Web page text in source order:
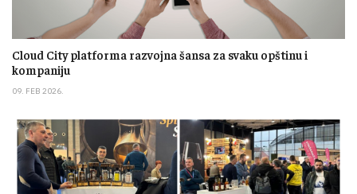
Cloud City platforma razvojna šansa za svaku opštinu i
kompaniju
09. FEB 2026.